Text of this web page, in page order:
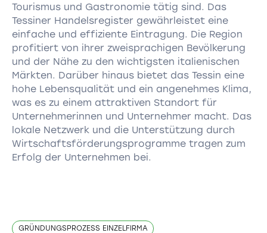
Tourismus und Gastronomie tätig sind. Das
Tessiner Handelsregister gewährleistet eine
einfache und effiziente Eintragung. Die Region
profitiert von ihrer zweisprachigen Bevölkerung
und der Nähe zu den wichtigsten italienischen
Märkten. Darüber hinaus bietet das Tessin eine
hohe Lebensqualität und ein angenehmes Klima,
was es zu einem attraktiven Standort für
Unternehmerinnen und Unternehmer macht. Das
lokale Netzwerk und die Unterstützung durch
Wirtschaftsförderungsprogramme tragen zum
Erfolg der Unternehmen bei.
GRÜNDUNGSPROZESS EINZELFIRMA